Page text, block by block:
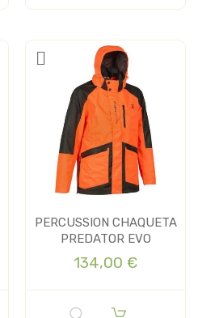
PERCUSSION CHAQUETA
PREDATOR EVO
134,00 €